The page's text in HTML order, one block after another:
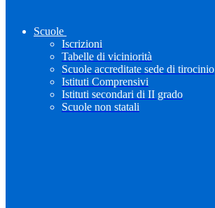
Scuole
Iscrizioni
Tabelle di viciniorità
Scuole accreditate sede di tirocinio
Istituti Comprensivi
Istituti secondari di II grado
Scuole non statali